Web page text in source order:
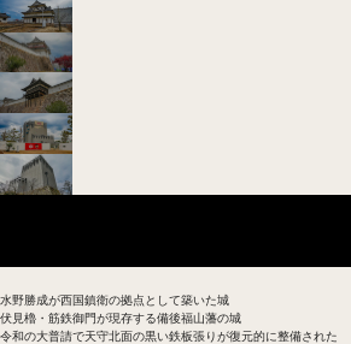
水野勝成が西国鎮衛の拠点として築いた城
伏見櫓・筋鉄御門が現存する備後福山藩の城
令和の大普請で天守北面の黒い鉄板張りが復元的に整備された